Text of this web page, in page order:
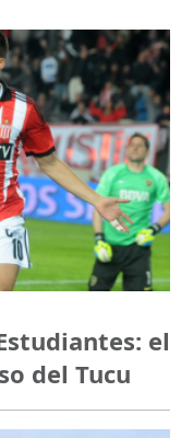
el
del Tucu